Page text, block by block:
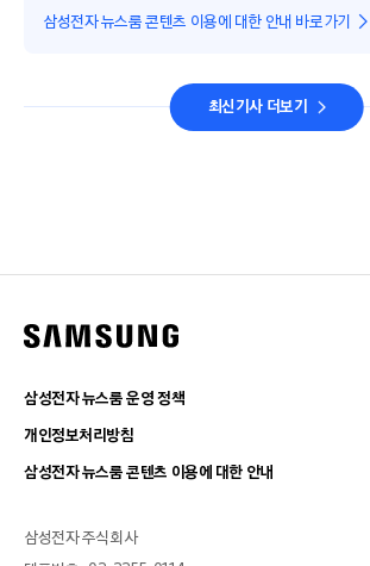
삼성전자 뉴스룸 콘텐츠 이용에 대한 안내 바로가기
최신기사 더보기
삼성전자 뉴스룸 운영 정책
개인정보처리방침
삼성전자 뉴스룸 콘텐츠 이용에 대한 안내
삼성전자 주식회사